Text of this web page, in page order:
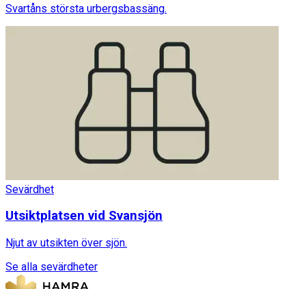
Svartåns största urbergsbassäng.
Sevärdhet
Utsiktplatsen vid Svansjön
Njut av utsikten över sjön.
Se alla sevärdheter